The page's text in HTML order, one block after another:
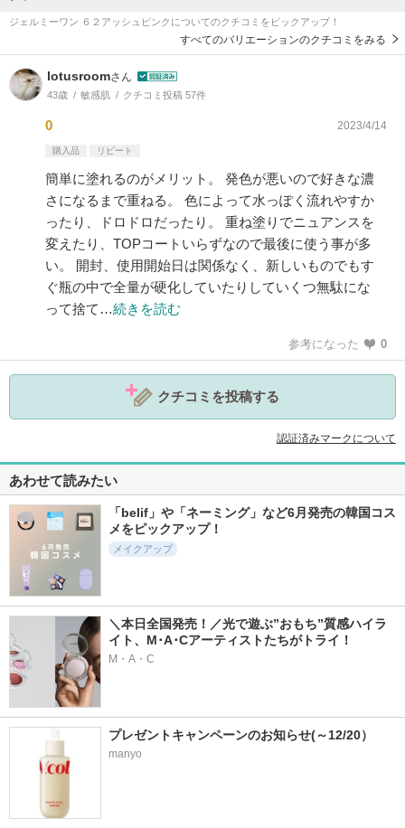
ジェルミーワン ６２アッシュピンクについてのクチコミをピックアップ！
すべてのバリエーションのクチコミをみる
lotusroomさん
43歳 敏感肌 クチコミ投稿 57件
0 2023/4/14
購入品 リピート
簡単に塗れるのがメリット。 発色が悪いので好きな濃
さになるまで重ねる。 色によって水っぽく流れやすか
ったり、ドロドロだったり。 重ね塗りでニュアンスを
変えたり、TOPコートいらずなので最後に使う事が多
い。 開封、使用開始日は関係なく、新しいものでもす
ぐ瓶の中で全量が硬化していたりしていくつ無駄にな
って捨て…続きを読む
参考になった 0
クチコミを投稿する
認証済みマークについて
あわせて読みたい
「belif」や「ネーミング」など6月発売の韓国コス
メをピックアップ！
メイクアップ
＼本日全国発売！／光で遊ぶ”おもち”質感ハイラ
イト、M･A･Cアーティストたちがトライ！
M・A・C
プレゼントキャンペーンのお知らせ(～12/20）
manyo